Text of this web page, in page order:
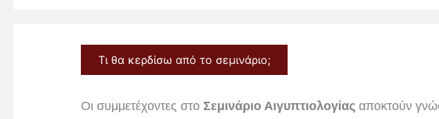
Τι θα κερδίσω από το σεμινάριο;
Οι συμμετέχοντες στο Σεμινάριο Αιγυπτιολογίας αποκτούν